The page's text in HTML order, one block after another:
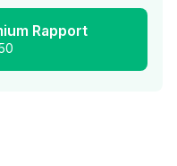
Rapport